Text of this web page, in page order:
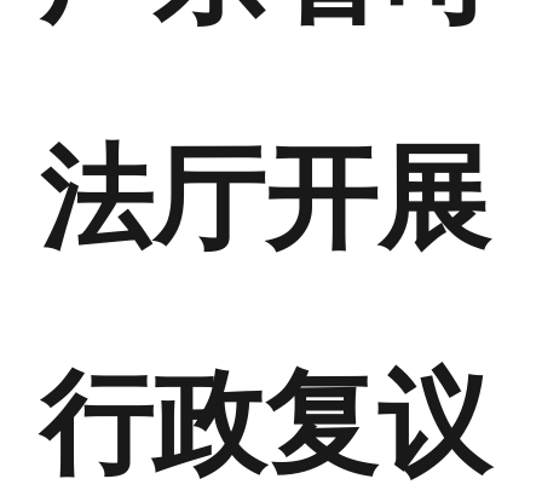
法厅开展
行政复议